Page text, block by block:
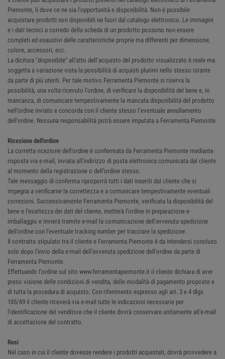
Piemonte, li dove ce ne sia l’opportunità e disponibilità. Non è possibile
acquistare prodotti non disponibili ne fuori dal catalogo elettronico. Le immagini
e i dati tecnici a corredo della scheda di un prodotto possono non essere
completi ed esaustivi delle caratteristiche proprie ma differenti per dimensione,
colore, accessori, ecc.
La dicitura "disponibile" all'atto dell’acquisto del prodotto visualizzato è reale ma
soggetta a variazione vista la possibilità di acquisti plurimi nello stesso istante
da parte di più utenti. Per tale motivo Ferramenta Piemonte si riserva la
possibilità, una volta ricevuto l'ordine, di verificare la disponibilità del bene e, in
mancanza, di comunicare tempestivamente la mancata disponibilità del prodotto
nell'ordine inviato e concorda con il cliente stesso l’eventuale annullamento
dell’ordine. Nessuna responsabilità potrà essere imputata a Ferramenta Piemonte.
Ricezione dell'ordine
La corretta ricezione dell'ordine è confermata da Ferramenta Piemonte mediante
risposta via e-mail, inviata all'indirizzo di posta elettronica comunicata dal cliente
al momento della registrazione o dell’ordine stesso.
Tale messaggio di conferma riproporrà tutti i dati inseriti dal cliente che si
impegna a verificarne la correttezza e a comunicare tempestivamente eventuali
correzioni. Successivamente Ferramenta Piemonte, verificata la disponibilità del
bene e l'esattezza dei dati del cliente, metterà l’ordine in preparazione e
imballaggio e invierà tramite e-mail la comunicazione dell'avvenuta spedizione
dell'ordine con l'eventuale tracking number per tracciare la spedizione.
Il contratto stipulato tra il cliente e Ferramenta Piemonte è da intendersi concluso
solo dopo l'invio della e-mail dell'avvenuta spedizione dell'ordine da parte di
Ferramenta Piemonte.
Effettuando l'ordine sul sito www.ferramentapiemonte.it il cliente dichiara di aver
preso visione delle condizioni di vendita, delle modalità di pagamento proposte e
di tutta la procedura di acquisto. Con riferimento espresso agli art. 3 e 4 dlgs
185/89 il cliente riceverà via e-mail tutte le indicazioni necessarie per
l'identificazione del venditore che il cliente dovrà conservare unitamente all'e-mail
di accettazione del contratto.
Resi
Nel caso in cui il cliente dovesse rendere i prodotti acquistati, dovrà provvedere a